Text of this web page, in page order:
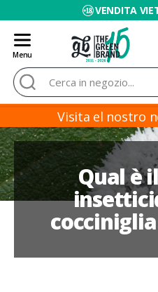
VENDITA
Menu
de
Cerca:
Visita el nostro
Qual è